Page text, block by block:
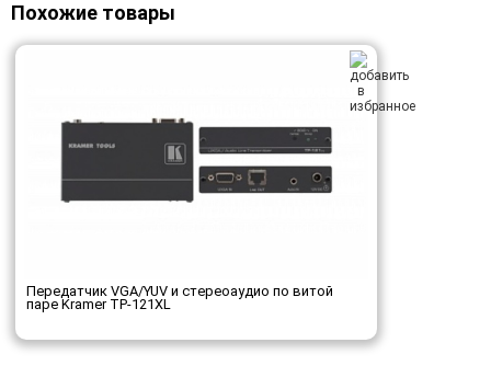
Похожие товары
Передатчик VGA/YUV и стереоаудио по витой
паре Kramer TP-121XL